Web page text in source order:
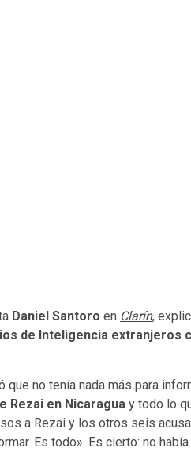
Daniel Santoro en Clarín,
de Inteligencia extranjeros
no tenía nada más para
Rezai en Nicaragua y todo lo
a Rezai y los otros seis
Es todo». Es cierto: no